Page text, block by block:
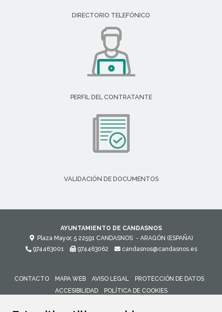
DIRECTORIO TELEFÓNICO
PERFIL DEL CONTRATANTE
VALIDACIÓN DE DOCUMENTOS
AYUNTAMIENTO DE CANDASNOS
Plaza Mayor, 5 22591 CANDASNOS - ARAGÓN (ESPAÑA)
974463001
974463062 candasnos@candasnos.es
CONTACTO MAPA WEB AVISO LEGAL
PROTECCIÓN DE DATOS
ACCESIBILIDAD
POLÍTICA DE COOKIES